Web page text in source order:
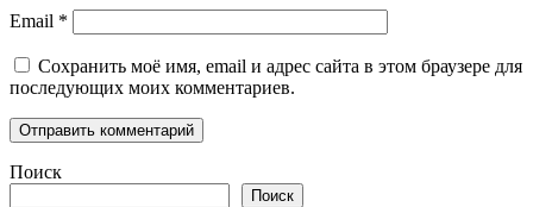
Email *
Сохранить моё имя, email и адрес сайта в этом браузере для
последующих моих комментариев.
Поиск
Поиск